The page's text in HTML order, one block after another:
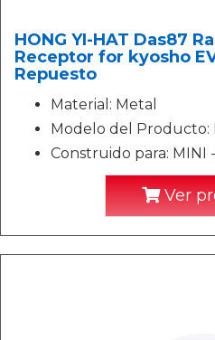
HONG YI-HAT Das87
Receptor for kyosho
Repuesto
Material: Metal
Modelo del Producto:
Construido para: MINI
Ver